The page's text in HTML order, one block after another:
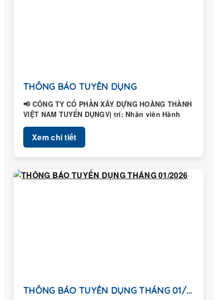
THÔNG BÁO TUYỂN DỤNG
📢 CÔNG TY CỔ PHẦN XÂY DỰNG HOÀNG THÀNH
VIỆT NAM TUYỂN DỤNGVị trí: Nhân viên Hành
Xem chi tiết
THÔNG BÁO TUYỂN DỤNG THÁNG 01/2026